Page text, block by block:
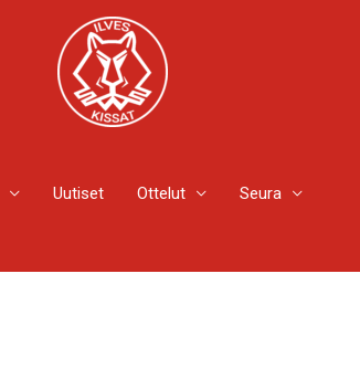
Uutiset Ottelut Seura